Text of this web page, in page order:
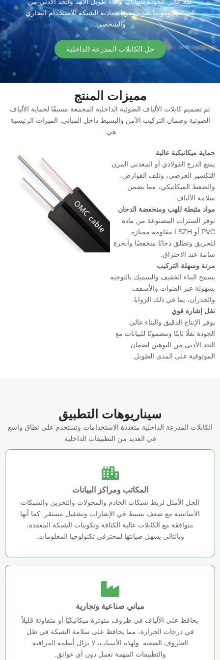
الصيانة، وهو ما يعد جوهر اعتمادية الشبكة للاستخدام التجاري
والشخصي.
حل الكابلات المدرعة الداخلية
مميزات المنتج
تم تصميم كابلات الألياف الضوئية الداخلية المجمعة مسبقًا لحماية الألياف
الضوئية وضمان التركيب الآمن والبسيط داخل المباني. الميزات الرئيسية
هي:
حماية ميكانيكية عالية
يمنع الدرع الفولاذي أو المعدني المرن
التكسير العرضي، وتلف القوارض،
والضغط الميكانيكي، مما يضمن
سلامة الألياف.
مواد مثبطة للهب ومنخفضة الدخان
توفر السترات المصنوعة من مادة
PVC أو LSZH مقاومة ممتازة
للحريق وتطلق دخانًا منخفضًا وأبخرة
سامة عند الاحتراق.
مرنة وسهلة التركيب
يسمح البناء الخفيف والسميك بالتوجيه
بسهولة عبر القنوات والأسقف
والجدران، بما في ذلك الزوايا.
نقل إشارة قوي
يوفر الإنتاج الدقيق والبناء عالي
الجودة نقلًا ثابتًا ومضمونًا للبيانات مع
الحد الأدنى من التوهين لضمان
الموثوقية على المدى الطويل.
سيناريوهات التطبيق
الكابلات المدرعة الداخلية متعددة الاستخدامات وتستخدم على نطاق واسع
في العديد من التطبيقات الداخلية
المكاتب ومراكز البيانات
الحل الأمثل لربط شبكات الخادم والمحولات والتخزين والشبكات
الأساسية مع ضعف بسيط في الإشارات وتشغيل مستقر. كما أنها
متوافقة مع الكابلات عالية الكثافة وتكوينات الشبكة المعقدة،
وبالتالي يسهل صيانتها لمحترفي تكنولوجيا المعلومات.
مباني صناعية وتجارية
يحافظ على الألياف في ظروف متوترة ميكانيكيًا أو متفاوتة قليلاً
في درجات الحرارة، مما يحافظ على سلامة الشبكة في ظل
الظروف الصعبة. ولهذه الأسباب، لا تزال أنظمة المراقبة
والتطبيقات المهمة تعمل دون أي عوائق.